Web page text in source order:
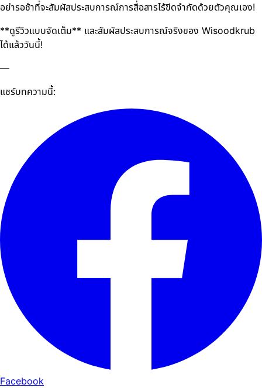
อย่ารอช้าที่จะสัมผัสประสบการณ์การสื่อสารไร้ขีดจำกัดด้วยตัวคุณเอง!
**ดูรีวิวแบบจัดเต็ม** และสัมผัสประสบการณ์จริงของ Wisoodkrub
ได้แล้ววันนี้!
—
แชร์บทความนี้:
Facebook